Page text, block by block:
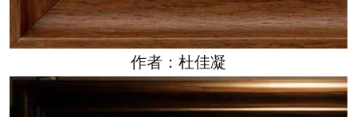
作者：杜佳凝